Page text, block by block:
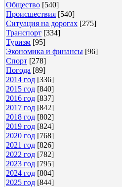
Общество [540]
Происшествия [540]
Ситуация на дорогах [275]
Транспорт [334]
Туризм [95]
Экономика и финансы [96]
Спорт [278]
Погода [89]
2014 год [336]
2015 год [840]
2016 год [837]
2017 год [842]
2018 год [802]
2019 год [824]
2020 год [768]
2021 год [826]
2022 год [782]
2023 год [795]
2024 год [804]
2025 год [844]